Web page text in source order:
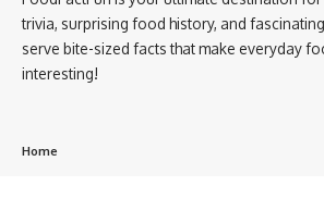
trivia, surprising food history, and
serve bite-sized facts that make everyday
interesting!
Home